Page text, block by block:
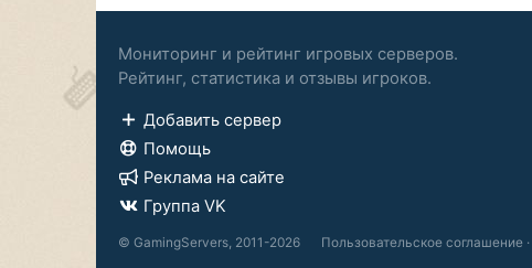
Мониторинг и рейтинг игровых серверов.
Рейтинг, статистика и отзывы игроков.
Добавить сервер
Помощь
Реклама на сайте
Группа VK
© GamingServers, 2011-2026 Пользовательское соглашение ·